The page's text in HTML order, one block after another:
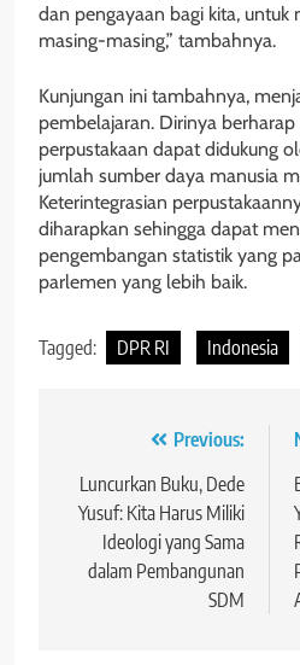
dan pengayaan bagi kita, untuk
masing-masing,” tambahnya.
Kunjungan ini tambahnya,
pembelajaran. Dirinya
perpustakaan dapat didukung
jumlah sumber daya manusia
Keterintegrasian
diharapkan sehingga dapat
pengembangan statistik yang
parlemen yang lebih baik.
Tagged: DPR RI Indonesia
Navigasi
pos
Previous:
Luncurkan Buku, Dede
Yusuf: Kita Harus Miliki
Ideologi yang Sama
dalam Pembangunan
SDM